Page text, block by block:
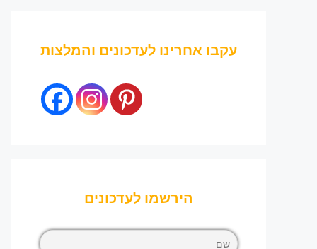
עקבו אחרינו לעדכונים והמלצות
הירשמו לעדכונים